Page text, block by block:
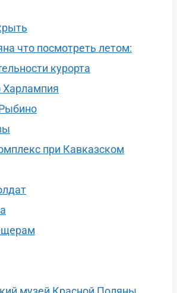
что посмотреть летом:
курорта
Харлампия
при Кавказском